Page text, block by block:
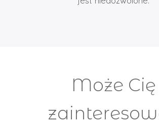
Może Cię